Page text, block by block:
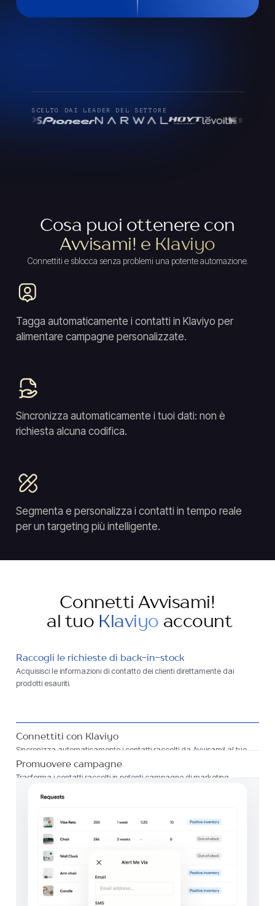
SCELTO DAI LEADER DEL SETTORE
Cosa puoi ottenere con
Avvisami! e Klaviyo
Connettiti e sblocca senza problemi una potente automazione.
Tagga automaticamente i contatti in Klaviyo per
alimentare campagne personalizzate.
Sincronizza automaticamente i tuoi dati: non è
richiesta alcuna codifica.
Segmenta e personalizza i contatti in tempo reale
per un targeting più intelligente.
Connetti Avvisami!
al tuo Klaviyo account
Raccogli le richieste di back-in-stock
Acquisisci le informazioni di contatto dei clienti direttamente dai
prodotti esauriti.
Connettiti con Klaviyo
Sincronizza automaticamente i contatti raccolti da Avvisami! al tuo
account Klaviyo.
Promuovere campagne
Trasforma i contatti raccolti in potenti campagne di marketing